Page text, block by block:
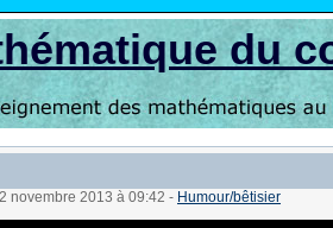
du
novembre 2013 à 09:42 - Humour/bêtisier